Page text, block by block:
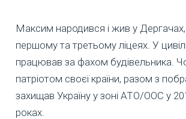
Максим народився і жив у
першому та третьому ліцеях. У
працював за фахом будівельника.
патріотом своєї країни, разом з
захищав Україну у зоні АТО/ООС у
роках.